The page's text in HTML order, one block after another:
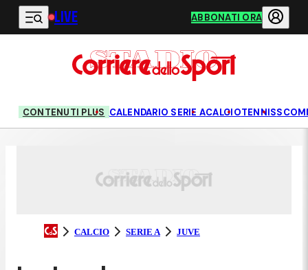
Vai al contenuto principale
LIVE ABBONATI ORA
CONTENUTI PLUS CALENDARIO SERIE ACALCIOTENNIS
CALCIO SERIE A JUVE